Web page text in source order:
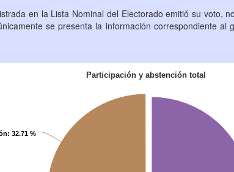
en la Lista Nominal del Electorado emitió su voto,
se presenta la información correspondiente
Participación y abstención total
: 32.71 %
: 32.71 %